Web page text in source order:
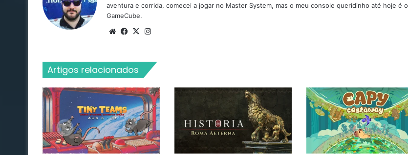
aventura e corrida, comecei a jogar no Master System, mas o meu console queridinho até hoje é o
GameCube.
WebsiteFacebook
X
Artigos relacionados